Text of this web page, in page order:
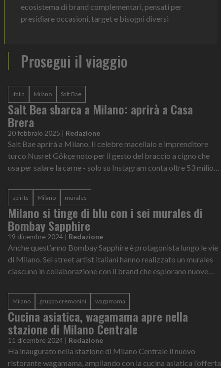
ecosistema di brand complementari, pensati per
presidiare occasioni, target e bisogni diversi
Prosegui il viaggio
italia Milano Salt Bae
Salt Bea sbarca a Milano: aprirà a Casa
Brera
20 febbraio 2025 | Redazione
Salt Bae aprirà a Milano. Il celebre macellaio e imprenditore
turco Nusret Gökçe noto per il gesto del braccio a cigno che
usa per salare la carne - solo su Instagram conta oltre 53 milioni
spirits Milano murales
Milano si tinge di blu con i sei murales di
Bombay Sapphire
19 dicembre 2024 | Redazione
Anche quest’anno Bombay Sapphire è protagonista lungo le vie
di Milano. Sei street artist italiani hanno realizzato un murales
ciascuno in collaborazione con il brand che esplorano nuove
Milano gruppo cremonini wagamama
Cucina asiatica, wagamama apre nella
stazione di Milano Centrale
11 dicembre 2024 | Redazione
Ha inaugurato nella stazione di Milano Centrale il nuovo
ristorante wagamama, ampliando con la cucina asiatica l’offerta